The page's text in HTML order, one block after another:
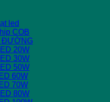
led
COB
ĐƯỜNG
20W
30W
50W
60W
70W
80W